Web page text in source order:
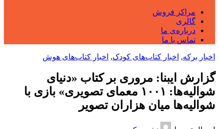
مراکز فروش
گالری
درباره‌ی ما
تماس با ما
اخبار برکه, اخبار کتاب‌های کودک, اخبار کتاب‌های هوش
گزارش ایبنا: مروری بر کتاب «دنیای
شوالیه‌ها: ۱۰۰۱ معمای تصویری» بازی با
شوالیه‌ها میان هزاران تصویر